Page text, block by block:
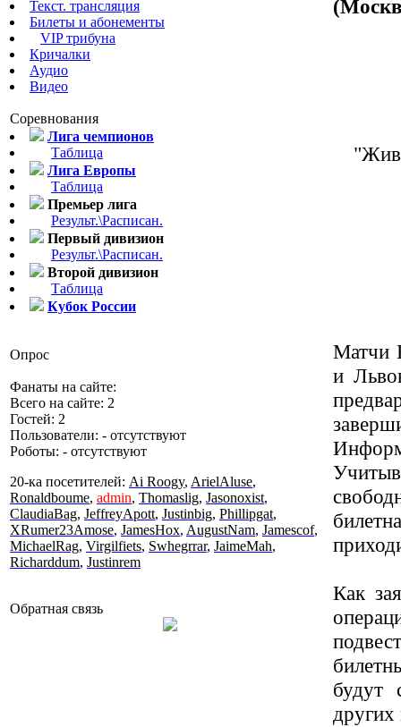
Текст. трансляция
Билеты и абонементы
VIP трибуна
Кричалки
Аудио
Видео
Соревнования
Лига чемпионов
Таблица
Лига Европы
Таблица
Премьер лига
Результ.\Расписан.
Первый дивизион
Результ.\Расписан.
Второй дивизион
Таблица
Кубок России
Опрос
Фанаты на сайте:
Всего на сайте: 2
Гостей: 2
Пользователи: - отсутствуют
Роботы: - отсутствуют
20-ка посетителей: Ai Roogy, ArielAluse,
Ronaldboume, admin, Thomaslig, Jasonoxist,
ClaudiaBag, JeffreyApott, Justinbig, Phillipgat,
XRumer23Amose, JamesHox, AugustNam, Jamescof,
MichaelRag, Virgilfiets, Swhegrrar, JaimeMah,
Richarddum, Justinrem
Обратная связь
Матчи
и
Как
будут